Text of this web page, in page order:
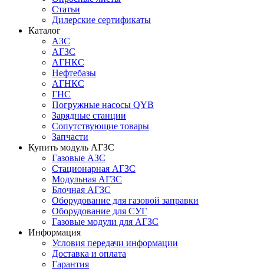
Статьи
Дилерские сертификаты
Каталог
АЗС
АГЗС
АГНКС
Нефтебазы
АГНКС
ГНС
Погружные насосы QYB
Зарядные станции
Сопутствующие товары
Запчасти
Купить модуль АГЗС
Газовые АЗС
Стационарная АГЗС
Модульная АГЗС
Блочная АГЗС
Оборудование для газовой заправки
Оборудование для СУГ
Газовые модули для АГЗС
Информация
Условия передачи информации
Доставка и оплата
Гарантия